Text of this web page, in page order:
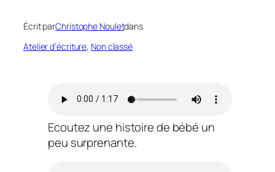
Écrit parChristophe Nouletdans
Atelier d’écriture, Non classé
Ecoutez une histoire de bébé un
peu surprenante.